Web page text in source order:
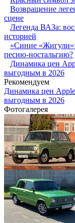
Возвращение
сцене
Легенда ВАЗа:
историей
«Синие «Жигули»:
песню-ностальгию?
Динамика цен
выгодным в 2026
Рекомендуем
Динамика цен
выгодным в 2026
Фотогалерея